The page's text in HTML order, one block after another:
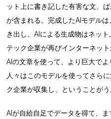
ット上に書き記した有害な文、
が含まれる。完成したAIモデル
き出し、AIによる生成物はネッ
テック企業が再びインターネッ
AIの文章を使って、より巨大で
人々はこのモデルを使ってさら
ク企業が収集し、ということが
AIが自給自足でデータを得て、